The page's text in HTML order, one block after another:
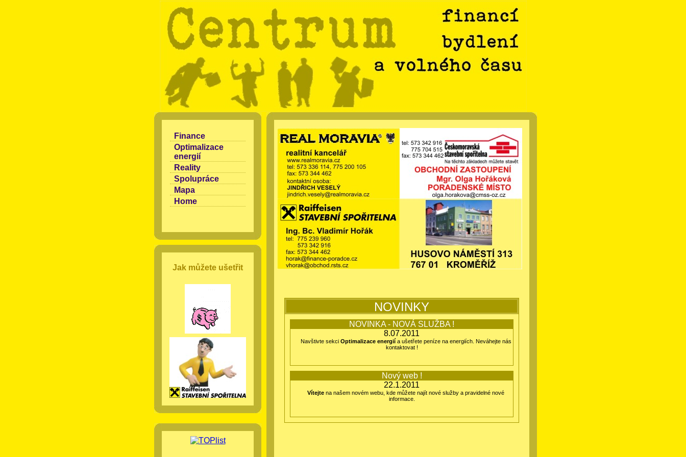
Finance
Optimalizace
energií
Reality
Spolupráce
Mapa
Home
Jak můžete ušetřit
NOVINKY
NOVINKA - NOVÁ SLUŽBA !
8.07.2011
Navštivte sekci Optimalizace energií a ušetřete peníze na energiích. Neváhejte nás
kontaktovat !
Nový web !
22.1.2011
Vítejte na našem novém webu, kde můžete najít nové služby a pravidelné nové
informace.